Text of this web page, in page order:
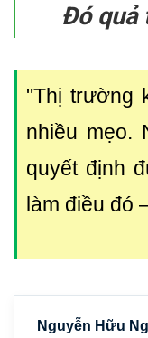
Đó quả
"Thị trường
nhiều mẹo.
quyết định
làm điều đó
Nguyễn Hữu